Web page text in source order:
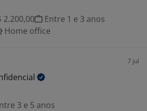
2.200,00
Entre 1 e 3 anos
Home office
7 jul
3 e 5 anos